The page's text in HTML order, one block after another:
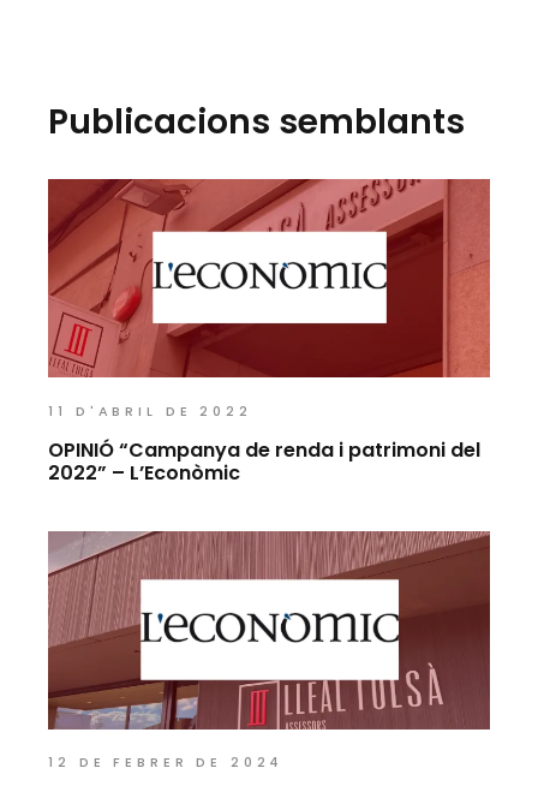
Publicacions semblants
11 D'ABRIL DE 2022
OPINIÓ “Campanya de renda i patrimoni del
2022” – L’Econòmic
12 DE FEBRER DE 2024